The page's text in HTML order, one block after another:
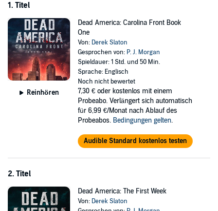
1. Titel
Reinhören
Dead America: Carolina Front Book
One
Von: Derek Slaton
Gesprochen von: P. J. Morgan
Spieldauer: 1 Std. und 50 Min.
Sprache: Englisch
Noch nicht bewertet
7,30 € oder kostenlos mit einem
Probeabo. Verlängert sich automatisch
für 6,99 €/Monat nach Ablauf des
Probeabos. Bedingungen gelten.
Audible Standard kostenlos testen
2. Titel
Dead America: The First Week
Von: Derek Slaton